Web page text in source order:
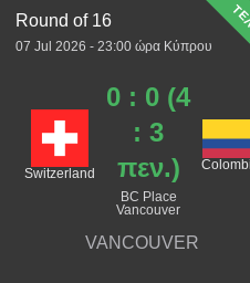
Round of 16
07 Jul 2026 - 23:00 ώρα Κύπρου
Switzerland
0 : 0 (4
: 3
πεν.)
BC Place
Vancouver
VANCOUVER